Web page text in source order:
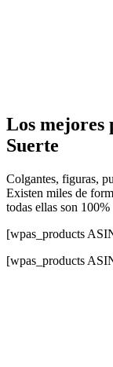
Los mejores
Suerte
Colgantes, figuras,
Existen miles de
todas ellas son 100%
[wpas_products
[wpas_products